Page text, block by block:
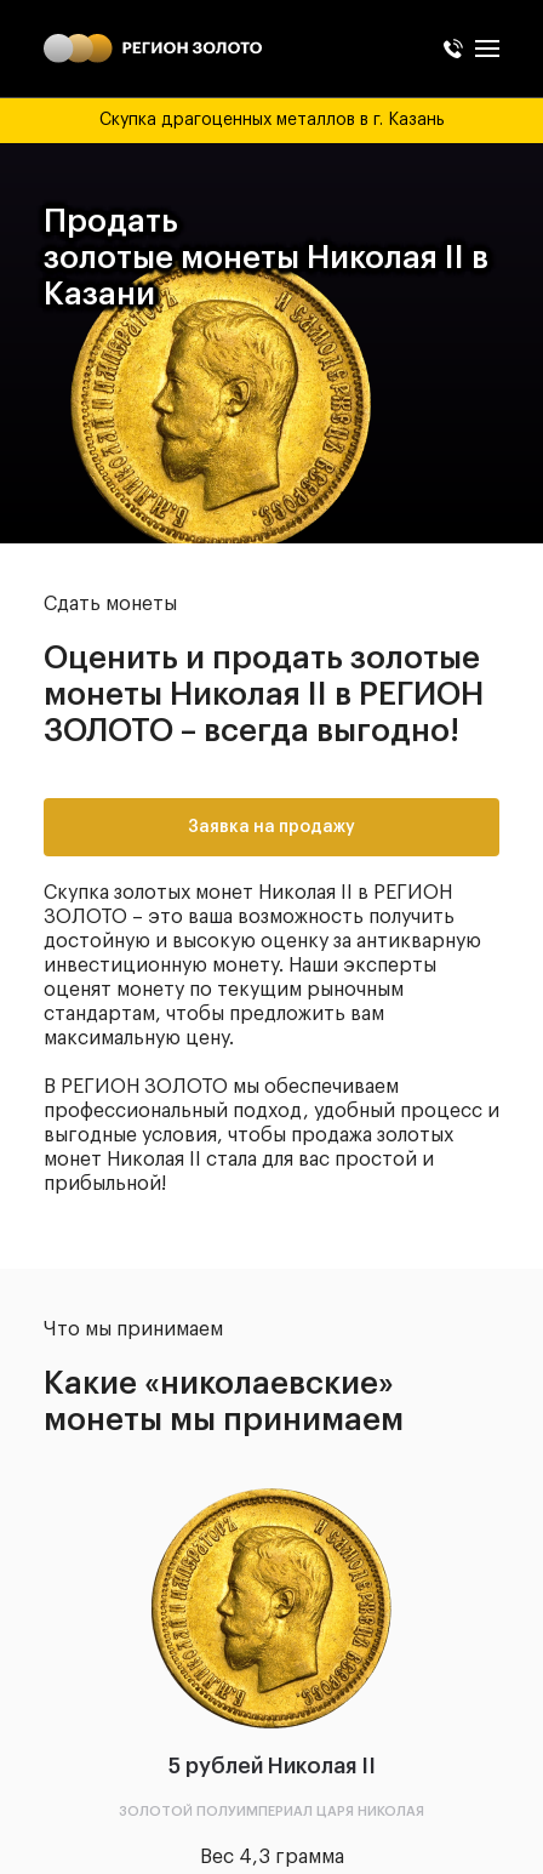
Скупка драгоценных металлов в г. Казань
Продать
золотые монеты Николая II в
Казани
Сдать монеты
Оценить и продать золотые
монеты Николая II в РЕГИОН
ЗОЛОТО – всегда выгодно!
Заявка на продажу
Скупка золотых монет Николая II в РЕГИОН
ЗОЛОТО – это ваша возможность получить
достойную и высокую оценку за антикварную
инвестиционную монету. Наши эксперты
оценят монету по текущим рыночным
стандартам, чтобы предложить вам
максимальную цену.
В РЕГИОН ЗОЛОТО мы обеспечиваем
профессиональный подход, удобный процесс и
выгодные условия, чтобы продажа золотых
монет Николая II стала для вас простой и
прибыльной!
Что мы принимаем
Какие «николаевские»
монеты мы принимаем
5 рублей Николая II
ЗОЛОТОЙ ПОЛУИМПЕРИАЛ ЦАРЯ НИКОЛАЯ
Вес 4,3 грамма